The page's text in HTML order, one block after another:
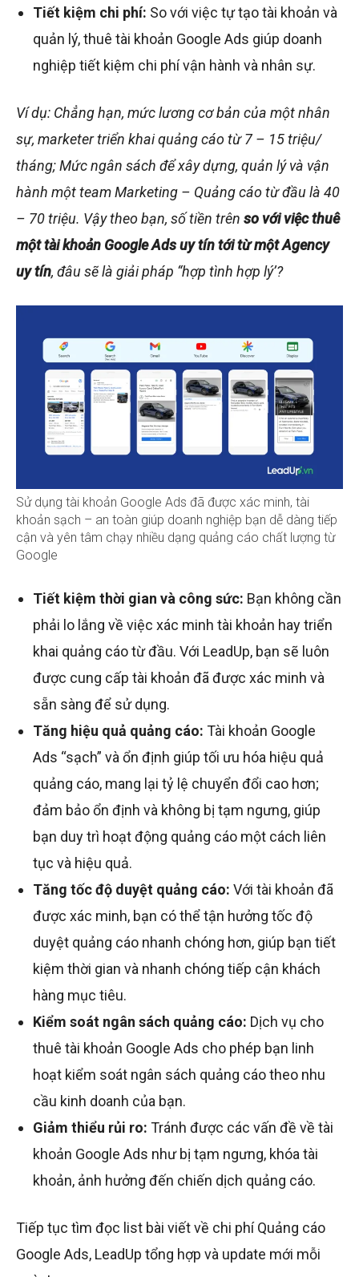
Tiết kiệm chi phí: So với việc tự tạo tài khoản và
quản lý, thuê tài khoản Google Ads giúp doanh
nghiệp tiết kiệm chi phí vận hành và nhân sự.
Ví dụ: Chẳng hạn, mức lương cơ bản của một nhân
sự, marketer triển khai quảng cáo từ 7 – 15 triệu/
tháng; Mức ngân sách để xây dựng, quản lý và vận
hành một team Marketing – Quảng cáo từ đầu là 40
– 70 triệu. Vậy theo bạn, số tiền trên so với việc thuê
một tài khoản Google Ads uy tín tới từ một Agency
uy tín, đâu sẽ là giải pháp “hợp tình hợp lý’?
Sử dụng tài khoản Google Ads đã được xác minh, tài
khoản sạch – an toàn giúp doanh nghiệp bạn dễ dàng tiếp
cận và yên tâm chạy nhiều dạng quảng cáo chất lượng từ
Google
Tiết kiệm thời gian và công sức: Bạn không cần
phải lo lắng về việc xác minh tài khoản hay triển
khai quảng cáo từ đầu. Với LeadUp, bạn sẽ luôn
được cung cấp tài khoản đã được xác minh và
sẵn sàng để sử dụng.
Tăng hiệu quả quảng cáo: Tài khoản Google
Ads “sạch” và ổn định giúp tối ưu hóa hiệu quả
quảng cáo, mang lại tỷ lệ chuyển đổi cao hơn;
đảm bảo ổn định và không bị tạm ngưng, giúp
bạn duy trì hoạt động quảng cáo một cách liên
tục và hiệu quả.
Tăng tốc độ duyệt quảng cáo: Với tài khoản đã
được xác minh, bạn có thể tận hưởng tốc độ
duyệt quảng cáo nhanh chóng hơn, giúp bạn tiết
kiệm thời gian và nhanh chóng tiếp cận khách
hàng mục tiêu.
Kiểm soát ngân sách quảng cáo: Dịch vụ cho
thuê tài khoản Google Ads cho phép bạn linh
hoạt kiểm soát ngân sách quảng cáo theo nhu
cầu kinh doanh của bạn.
Giảm thiểu rủi ro: Tránh được các vấn đề về tài
khoản Google Ads như bị tạm ngưng, khóa tài
khoản, ảnh hưởng đến chiến dịch quảng cáo.
Tiếp tục tìm đọc list bài viết về chi phí Quảng cáo
Google Ads, LeadUp tổng hợp và update mới mỗi